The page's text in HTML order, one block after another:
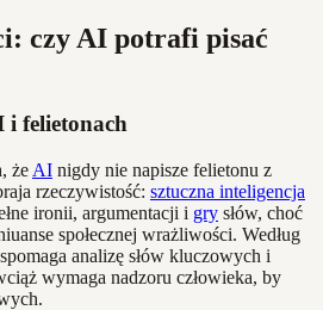
czy AI potrafi pisać
i felietonach
że AI nigdy nie napisze felietonu z
rzeczywistość: sztuczna inteligencja
ironii, argumentacji i gry słów, choć
społecznej wrażliwości. Według
analizę słów kluczowych i
wymaga nadzoru człowieka, by